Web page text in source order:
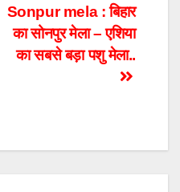
Sonpur mela : बिहार
का सोनपुर मेला – एशिया
का सबसे बड़ा पशु मेला..